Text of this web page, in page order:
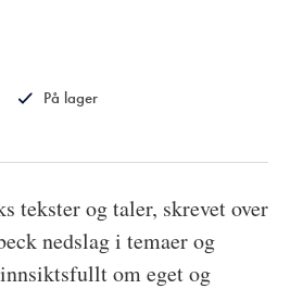
På lager
tekster og taler, skrevet over
nedslag i temaer og
om eget og